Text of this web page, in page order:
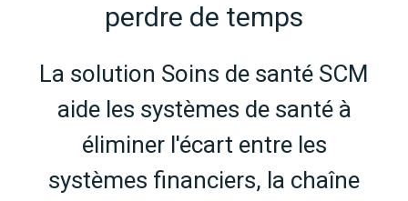
perdre de temps
La solution Soins de santé SCM
aide les systèmes de santé à
éliminer l'écart entre les
systèmes financiers, la chaîne